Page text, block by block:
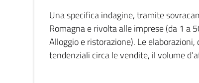
Una specifica indagine, tramite
Romagna e rivolta alle imprese (da 1 a
Alloggio e ristorazione). Le
tendenziali circa le vendite, il volume